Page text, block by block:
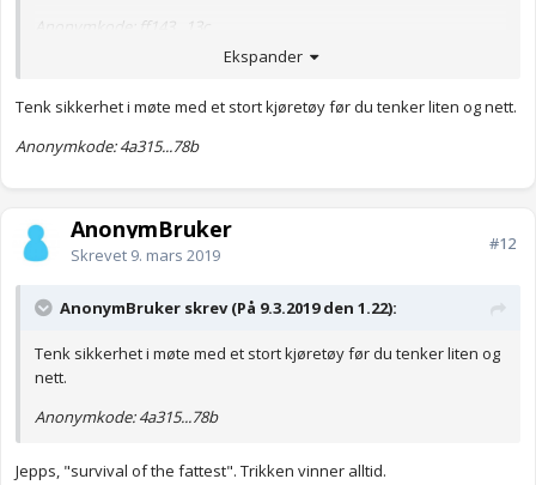
Anonymkode: ff143...13c
Ekspander
Tenk sikkerhet i møte med et stort kjøretøy før du tenker liten og nett.
Anonymkode: 4a315...78b
AnonymBruker
Skrevet 9. mars 2019
#12
AnonymBruker skrev (På 9.3.2019 den 1.22):
Tenk sikkerhet i møte med et stort kjøretøy før du tenker liten og
nett.
Anonymkode: 4a315...78b
Jepps, "survival of the fattest". Trikken vinner alltid.